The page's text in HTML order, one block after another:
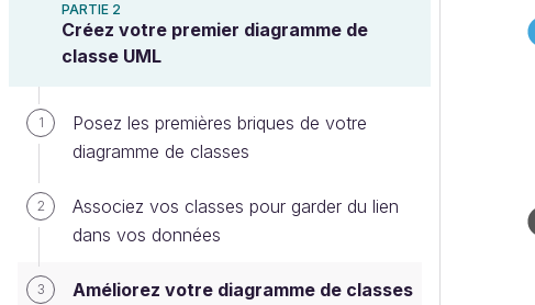
PARTIE 2
Créez votre premier diagramme de
classe UML
1
Posez les premières briques de votre
diagramme de classes
2
Associez vos classes pour garder du lien
dans vos données
3 Améliorez votre diagramme de classes